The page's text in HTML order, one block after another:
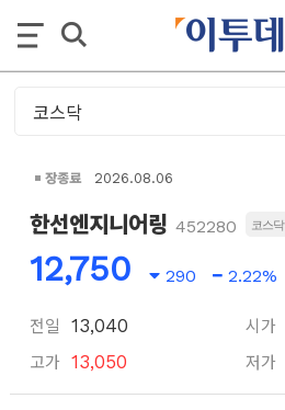
장종료 2026.08.06
한선엔지니어링 452280 코스닥
12,750 290 2.22%
전일 13,040
고가 13,050
시가
저가